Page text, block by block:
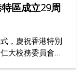
區成立29周
，慶祝香港特別
大校務委員會主